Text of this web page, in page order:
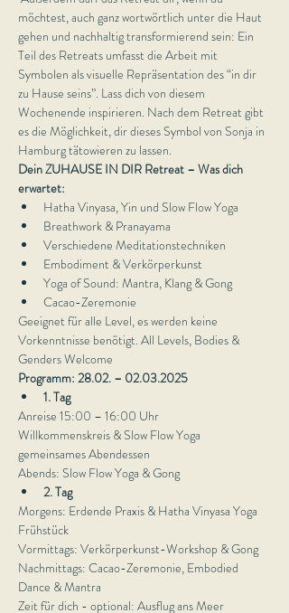
möchtest, auch ganz wortwörtlich unter die Haut
gehen und nachhaltig transformierend sein: Ein
Teil des Retreats umfasst die Arbeit mit
Symbolen als visuelle Repräsentation des “in dir
zu Hause seins”. Lass dich von diesem
Wochenende inspirieren. Nach dem Retreat gibt
es die Möglichkeit, dir dieses Symbol von Sonja in
Hamburg tätowieren zu lassen.
Dein ZUHAUSE IN DIR Retreat – Was dich
erwartet:
Hatha Vinyasa, Yin und Slow Flow Yoga
Breathwork & Pranayama
Verschiedene Meditationstechniken
Embodiment & Verkörperkunst
Yoga of Sound: Mantra, Klang & Gong
Cacao-Zeremonie
Geeignet für alle Level, es werden keine
Vorkenntnisse benötigt. All Levels, Bodies &
Genders Welcome
Programm: 28.02. – 02.03.2025
1. Tag
Anreise 15:00 – 16:00 Uhr
Willkommenskreis & Slow Flow Yoga
gemeinsames Abendessen
Abends: Slow Flow Yoga & Gong
2. Tag
Morgens: Erdende Praxis & Hatha Vinyasa Yoga
Frühstück
Vormittags: Verkörperkunst-Workshop & Gong
Nachmittags: Cacao-Zeremonie, Embodied
Dance & Mantra
Zeit für dich - optional: Ausflug ans Meer